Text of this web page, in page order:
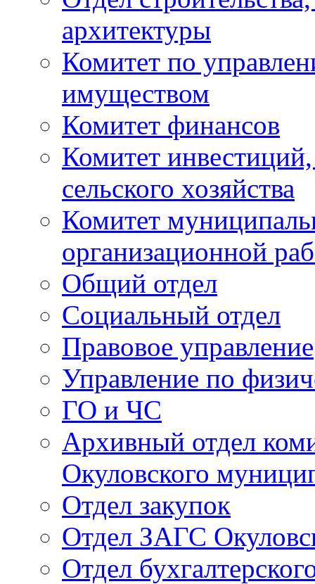
архитектуры
Комитет по
имуществом
Комитет финансов
Комитет
сельского хозяйства
Комитет
организационной
Общий отдел
Социальный отдел
Правовое управление
Управление по
ГО и ЧС
Архивный отдел
Окуловского
Отдел закупок
Отдел ЗАГС
Отдел